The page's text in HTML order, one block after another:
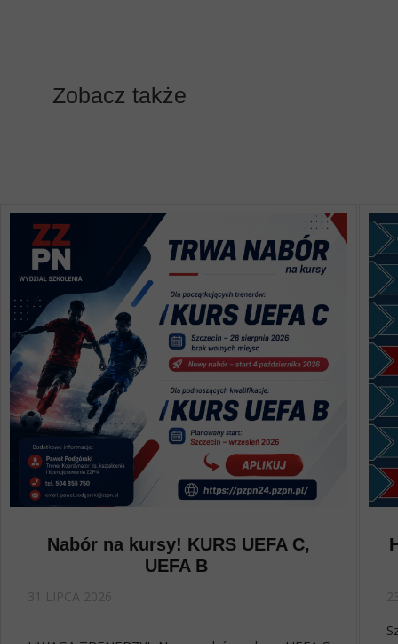
Zobacz także
Nabór na kursy! KURS UEFA C,
UEFA B
31 LIPCA 2026